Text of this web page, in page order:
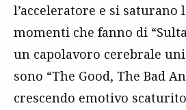
l’acceleratore e si
momenti che fanno di
un capolavoro cerebrale
sono “The Good, The Bad
crescendo emotivo